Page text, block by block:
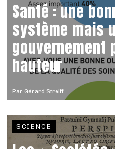
Par Gérard Streiff
Santé : une
système mais
gouvernement
hauteur
SCIENCE